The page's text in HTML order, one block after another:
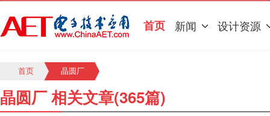
首页 新闻 设计资源
首页 晶圆厂
晶圆厂 相关文章(365篇)